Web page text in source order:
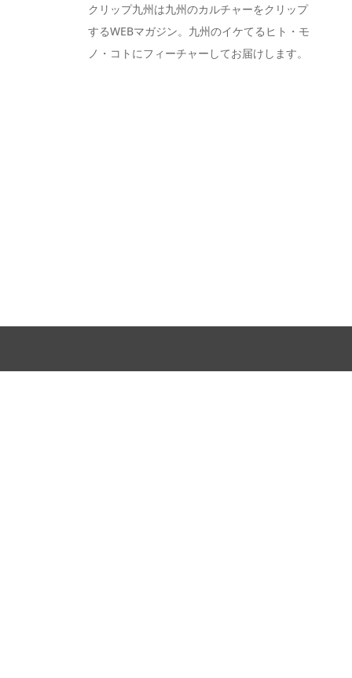
クリップ九州は九州のカルチャーをクリップ
するWEBマガジン。九州のイケてるヒト・モ
ノ・コトにフィーチャーしてお届けします。